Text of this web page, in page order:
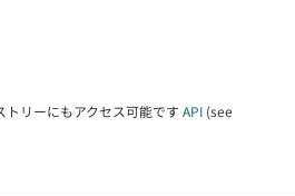
トリーにもアクセス可能です API (see